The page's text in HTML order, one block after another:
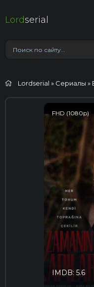
Lordserial
Lordserial » Сериалы »
FHD (1080p)
IMDB: 5.6